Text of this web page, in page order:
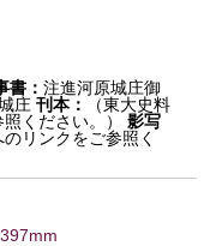
書：注進河原城庄御
庄 刊本：
（東大史料
ください。）
影写
リンクをご参照く